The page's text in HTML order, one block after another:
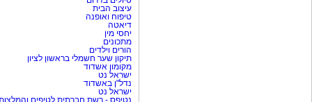
עיצוב הבית
טיפוח ואופנה
דיאטה
יחסי מין
מתכונים
הורים וילדים
תיקון שער חשמלי בראשון לציון
מקומון אשדוד
ישראל נט
נדל"ן באשדוד
ישראל נט
נטיפס - רשת חברתית לטיפים